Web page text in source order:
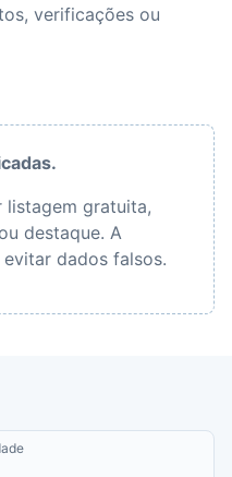
verificações ou
listagem gratuita,
destaque. A
dados falsos.